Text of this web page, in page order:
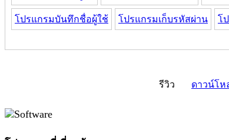
โปรแกรมบันทึกชื่อผู้ใช้ โปรแกรมเก็บรหัสผ่าน โ
รีวิว ดาวน์โห